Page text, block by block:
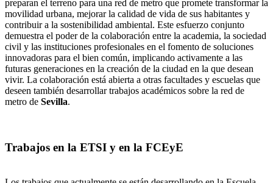
preparan el terreno para una red de metro que promete transformar la
movilidad urbana, mejorar la calidad de vida de sus habitantes y
contribuir a la sostenibilidad ambiental. Este esfuerzo conjunto
demuestra el poder de la colaboración entre la academia, la sociedad
civil y las instituciones profesionales en el fomento de soluciones
innovadoras para el bien común, implicando activamente a las
futuras generaciones en la creación de la ciudad en la que desean
vivir. La colaboración está abierta a otras facultades y escuelas que
deseen también desarrollar trabajos académicos sobre la red de
metro de Sevilla.
Trabajos en la ETSI y en la FCEyE